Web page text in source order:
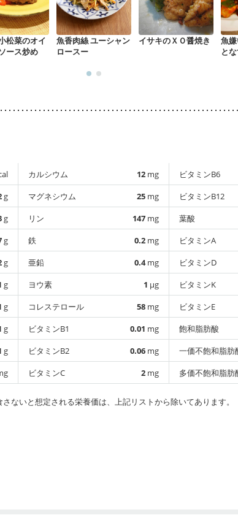
松菜のオイ
ース炒め
魚香肉絲 ユーシャン
ロースー
イサキのＸＯ醤焼き
魚
と
g
g
g
g
g
g
g
g
カルシウム 12 mg
マグネシウム
25 mg
リン
147 mg
鉄
0.2 mg
亜鉛
0.4mg
ヨウ素
1 µg
コレステロール
58 mg
ビタミンB1
0.01 mg
ビタミンB2
0.06 mg
ビタミンC
2 mg
ビタミンB6
ビタミンB12
葉酸
ビタミンA
ビタミンD
ビタミンK
ビタミンE
飽和脂肪酸
一価不飽和脂肪
多価不飽和脂肪
ないと想定される栄養価は、上記リストから除いてあります。